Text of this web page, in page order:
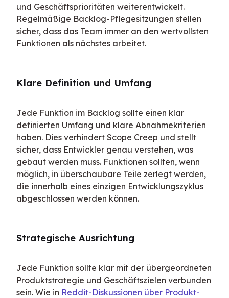
und Geschäftsprioritäten weiterentwickelt.
Regelmäßige Backlog-Pflegesitzungen stellen
sicher, dass das Team immer an den wertvollsten
Funktionen als nächstes arbeitet.
Klare Definition und Umfang
Jede Funktion im Backlog sollte einen klar
definierten Umfang und klare Abnahmekriterien
haben. Dies verhindert Scope Creep und stellt
sicher, dass Entwickler genau verstehen, was
gebaut werden muss. Funktionen sollten, wenn
möglich, in überschaubare Teile zerlegt werden,
die innerhalb eines einzigen Entwicklungszyklus
abgeschlossen werden können.
Strategische Ausrichtung
Jede Funktion sollte klar mit der übergeordneten
Produktstrategie und Geschäftszielen verbunden
sein. Wie in Reddit-Diskussionen über Produkt-